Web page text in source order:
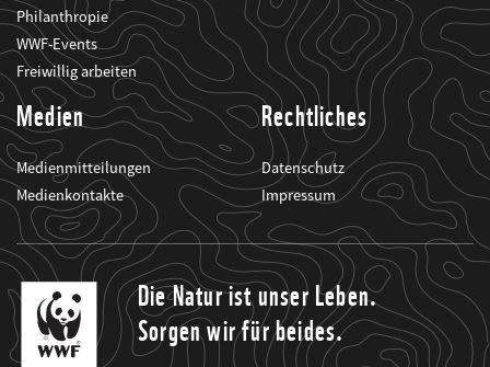
Philanthropie
WWF-Events
Freiwillig arbeiten
Medien
Medienmitteilungen
Medienkontakte
Rechtliches
Datenschutz
Impressum
Die Natur ist unser Leben.
Sorgen wir für beides.